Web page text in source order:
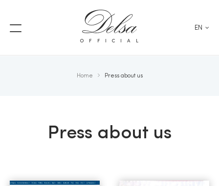
OFFICIAL
EN
Home Press about us
Press about us